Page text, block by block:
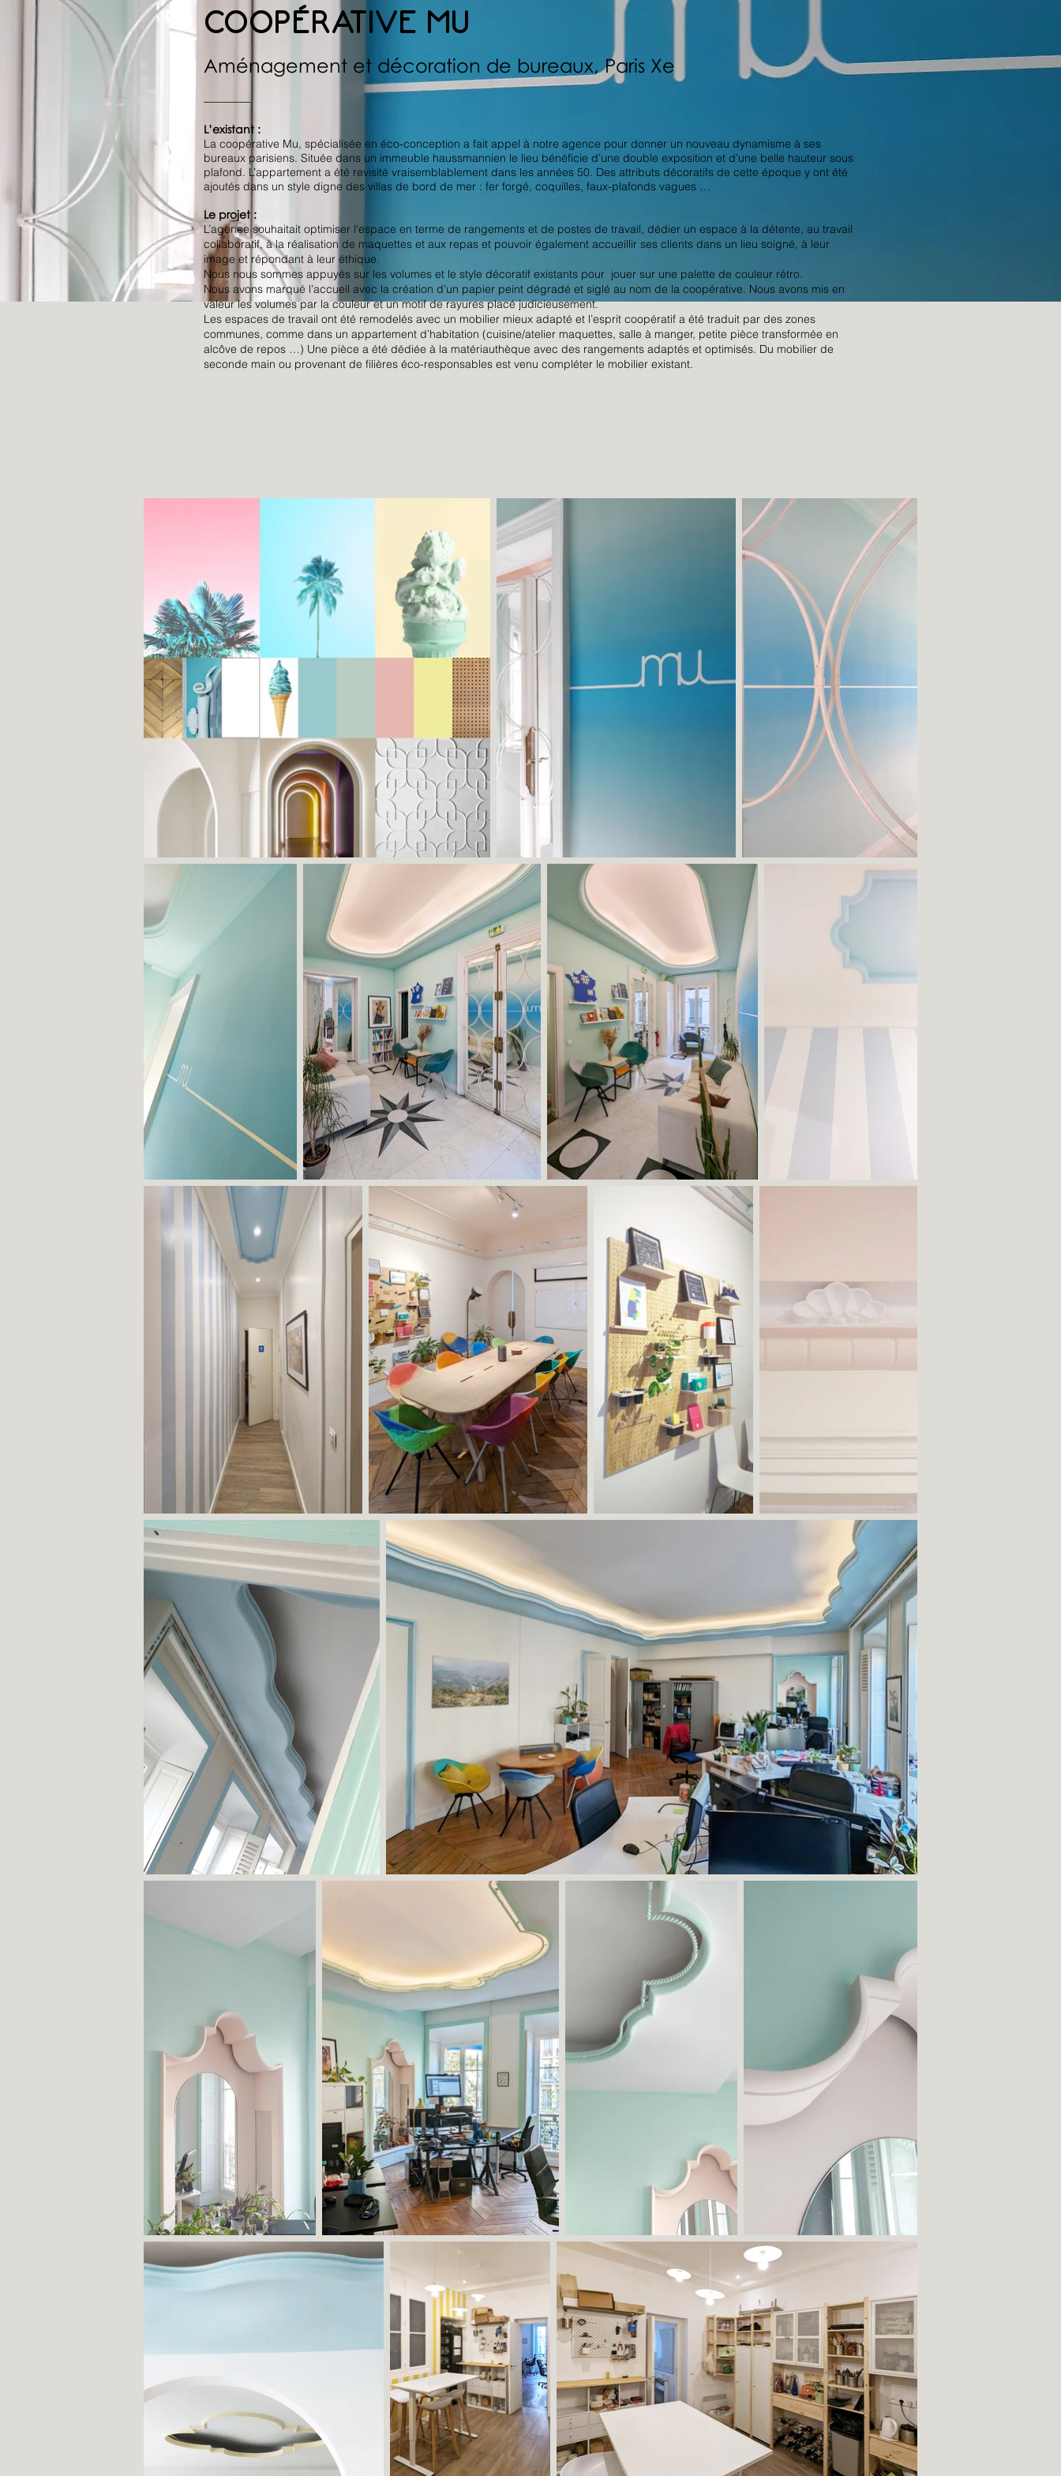
COOPÉRATIVE MU
Aménagement et décoration de bureaux, Paris Xe
L’existant :
La coopérative Mu, spécialisée en éco-conception a fait appel à notre agence pour donner un nouveau dynamisme à ses
bureaux parisiens. Située dans un immeuble haussmannien le lieu bénéficie d’une double exposition et d’une belle hauteur sous
plafond. L’appartement a été revisité vraisemblablement dans les années 50. Des attributs décoratifs de cette époque y ont été
ajoutés dans un style digne des villas de bord de mer : fer forgé, coquilles, faux-plafonds vagues …
Le projet :
L’agence souhaitait optimiser l'espace en terme de rangements et de postes de travail, dédier un espace à la détente, au travail
collaboratif, à la réalisation de maquettes et aux repas et pouvoir également accueillir ses clients dans un lieu soigné, à leur
image et répondant à leur éthique.
Nous nous sommes appuyés sur les volumes et le style décoratif existants pour jouer sur une palette de couleur rétro.
Nous avons marqué l’accueil avec la création d’un papier peint dégradé et siglé au nom de la coopérative. Nous avons mis en
valeur les volumes par la couleur et un motif de rayures placé judicieusement.
Les espaces de travail ont été remodelés avec un mobilier mieux adapté et l’esprit coopératif a été traduit par des zones
communes, comme dans un appartement d’habitation (cuisine/atelier maquettes, salle à manger, petite pièce transformée en
alcôve de repos …) Une pièce a été dédiée à la matériauthèque avec des rangements adaptés et optimisés. Du mobilier de
seconde main ou provenant de filières éco-responsables est venu compléter le mobilier existant.